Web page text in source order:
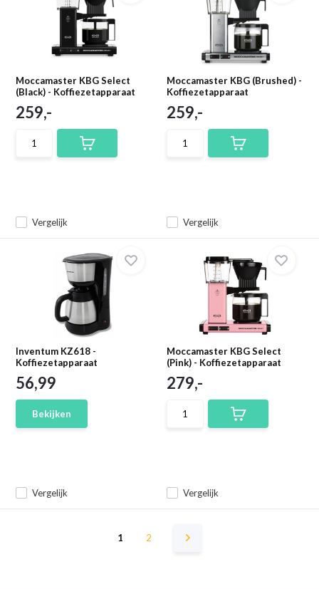
Moccamaster KBG Select
(Black) - Koffiezetapparaat
Vergelijk
259,-
Moccamaster KBG (Brushed) -
Koffiezetapparaat
Vergelijk
259,-
Inventum KZ618 -
Koffiezetapparaat
Vergelijk
56,99
Bekijken
Moccamaster KBG Select
(Pink) - Koffiezetapparaat
Vergelijk
279,-
1 2